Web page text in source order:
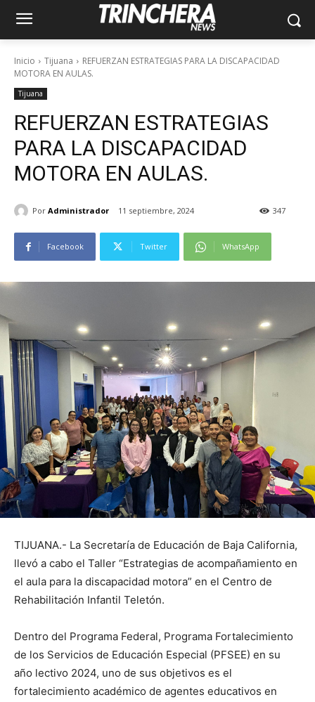
Inicio Tijuana
REFUERZAN ESTRATEGIAS PARA LA DISCAPACIDAD
MOTORA EN AULAS.
Tijuana
REFUERZAN ESTRATEGIAS
PARA LA DISCAPACIDAD
MOTORA EN AULAS.
Por Administrador 11 septiembre, 2024 347
Facebook Twitter WhatsApp
TIJUANA.- La Secretaría de Educación de Baja California,
llevó a cabo el Taller “Estrategias de acompañamiento en
el aula para la discapacidad motora” en el Centro de
Rehabilitación Infantil Teletón.
Dentro del Programa Federal, Programa Fortalecimiento
de los Servicios de Educación Especial (PFSEE) en su
año lectivo 2024, uno de sus objetivos es el
fortalecimiento académico de agentes educativos en